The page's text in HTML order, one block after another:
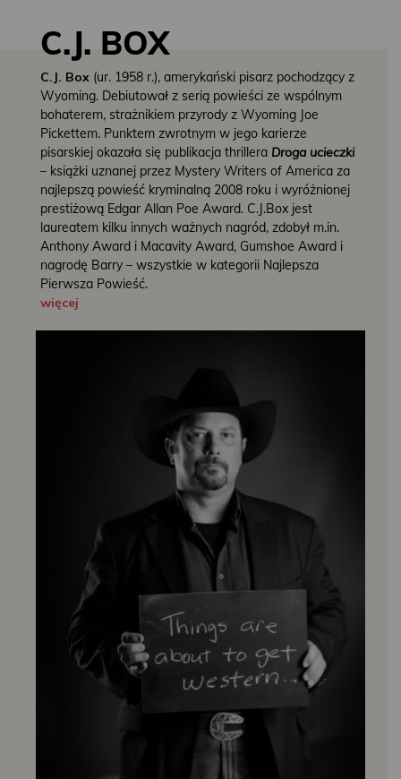
C.J. BOX
C.J. Box (ur. 1958 r.), amerykański pisarz pochodzący z
Wyoming. Debiutował z serią powieści ze wspólnym
bohaterem, strażnikiem przyrody z Wyoming Joe
Pickettem. Punktem zwrotnym w jego karierze
pisarskiej okazała się publikacja thrillera Droga ucieczki
– książki uznanej przez Mystery Writers of America za
najlepszą powieść kryminalną 2008 roku i wyróżnionej
prestiżową Edgar Allan Poe Award. C.J.Box jest
laureatem kilku innych ważnych nagród, zdobył m.in.
Anthony Award i Macavity Award, Gumshoe Award i
nagrodę Barry – wszystkie w kategorii Najlepsza
Pierwsza Powieść.
więcej